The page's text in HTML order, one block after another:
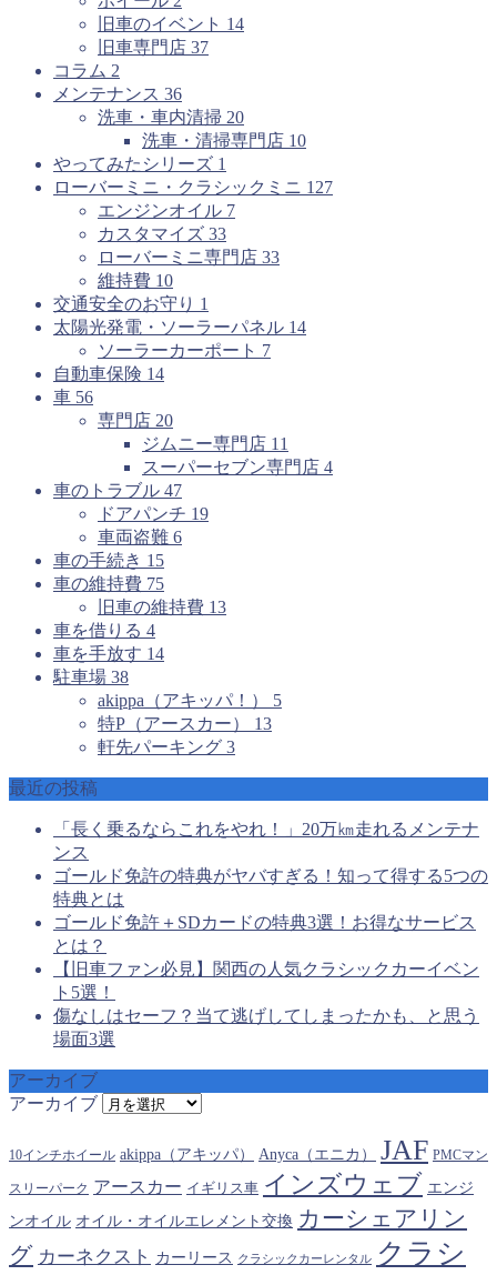
旧車のイベント 14
旧車専門店 37
コラム 2
メンテナンス 36
洗車・車内清掃 20
洗車・清掃専門店 10
やってみたシリーズ 1
ローバーミニ・クラシックミニ 127
エンジンオイル 7
カスタマイズ 33
ローバーミニ専門店 33
維持費 10
交通安全のお守り 1
太陽光発電・ソーラーパネル 14
ソーラーカーポート 7
自動車保険 14
車 56
専門店 20
ジムニー専門店 11
スーパーセブン専門店 4
車のトラブル 47
ドアパンチ 19
車両盗難 6
車の手続き 15
車の維持費 75
旧車の維持費 13
車を借りる 4
車を手放す 14
駐車場 38
akippa（アキッパ！） 5
特P（アースカー） 13
軒先パーキング 3
最近の投稿
「長く乗るならこれをやれ！」20万㎞走れるメンテナ
ンス
ゴールド免許の特典がヤバすぎる！知って得する5つの
特典とは
ゴールド免許＋SDカードの特典3選！お得なサービス
とは？
【旧車ファン必見】関西の人気クラシックカーイベン
ト5選！
傷なしはセーフ？当て逃げしてしまったかも、と思う
場面3選
アーカイブ
アーカイブ
10インチホイール akippa（アキッパ） Anyca（エニカ） JAF PMCマン
スリーパーク アースカー イギリス車 インズウェブ エンジ
ンオイル オイル・オイルエレメント交換 カーシェアリン
グ カーネクスト カーリース クラシックカーレンタル
クラシ